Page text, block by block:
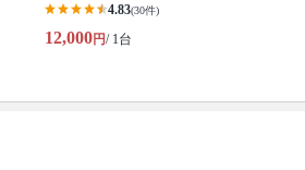
4.83(30件)
12,000円/ 1台